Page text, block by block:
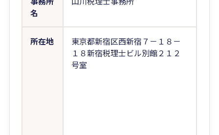
名
所在地
東京都新宿区西新宿７－１８－
１８新宿税理士ビル別館２１２
号室